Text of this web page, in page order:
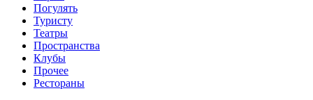
Погулять
Туристу
Театры
Пространства
Клубы
Прочее
Рестораны